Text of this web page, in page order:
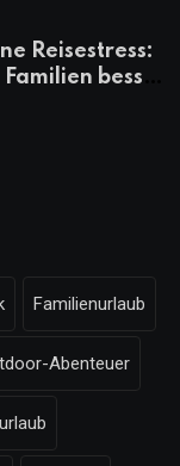
Reisestress:
besser
Familienurlaub
Abenteuer